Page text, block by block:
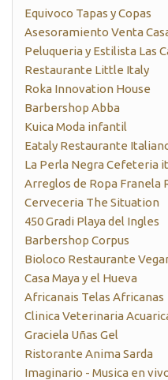
Equivoco Tapas y Copas
Asesoramiento Venta
Peluqueria y Estilista Las
Restaurante Little Italy
Roka Innovation House
Barbershop Abba
Kuica Moda infantil
Eataly Restaurante
La Perla Negra Cefeteria
Arreglos de Ropa Franela
Cerveceria The Situation
450 Gradi Playa del Ingles
Barbershop Corpus
Bioloco Restaurante
Casa Maya y el Hueva
Africanais Telas Africanas
Clinica Veterinaria
Graciela Uñas Gel
Ristorante Anima Sarda
Imaginario - Musica en